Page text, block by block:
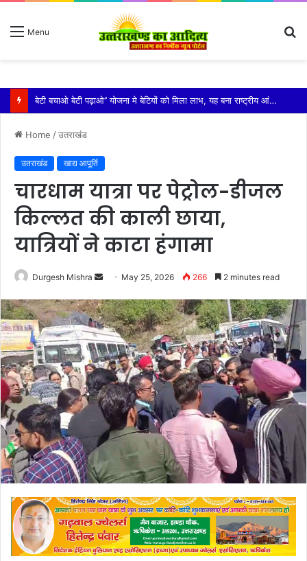
Menu
विशिष्ट पहचान बना रही है आदि कैलाश परिक्रमा: महाराज
Home /उतराखंड
उतराखंड खाद्य आपूर्ति
चारधाम यात्रा पर पेट्रोल-डीजल
किल्लत की काली छाया,
यात्रियों ने काटा हंगामा
Durgesh Mishra
Send
email
May 25, 2026 266 2 minutes read